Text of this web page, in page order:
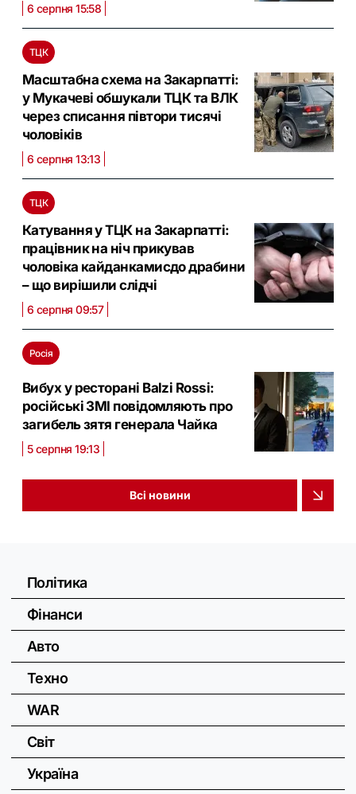
6 серпня 15:58
ТЦК
Масштабна схема на Закарпатті:
у Мукачеві обшукали ТЦК та ВЛК
через списання півтори тисячі
чоловіків
6 серпня 13:13
ТЦК
Катування у ТЦК на Закарпатті:
працівник на ніч прикував
чоловіка кайданкамисдо драбини
– що вирішили слідчі
6 серпня 09:57
Росія
Вибух у ресторані Balzi Rossi:
російські ЗМІ повідомляють про
загибель зятя генерала Чайка
5 серпня 19:13
Всі новини
Політика
Фінанси
Авто
Техно
WAR
Світ
Україна